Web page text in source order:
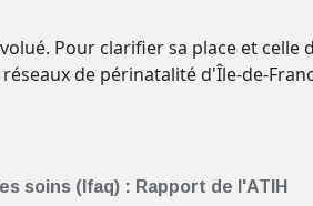
Pour clarifier sa place et
de périnatalité d'Île-de-
soins (Ifaq) : Rapport de l'ATIH